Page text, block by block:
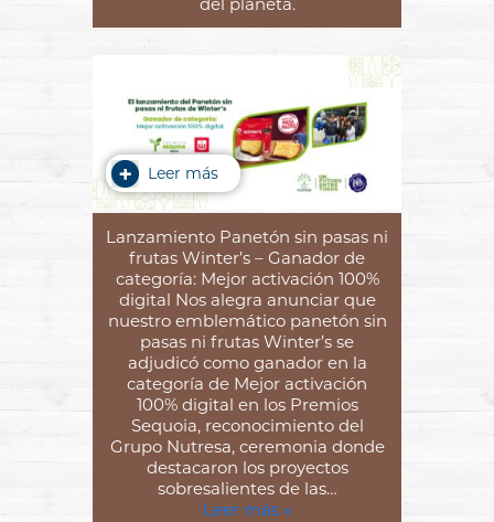
Leer más
Lanzamiento Panetón sin pasas ni
frutas Winter’s – Ganador de
categoría: Mejor activación 100%
digital Nos alegra anunciar que
nuestro emblemático panetón sin
pasas ni frutas Winter’s se
adjudicó como ganador en la
categoría de Mejor activación
100% digital en los Premios
Sequoia, reconocimiento del
Grupo Nutresa, ceremonia donde
destacaron los proyectos
sobresalientes de las…
Leer más »